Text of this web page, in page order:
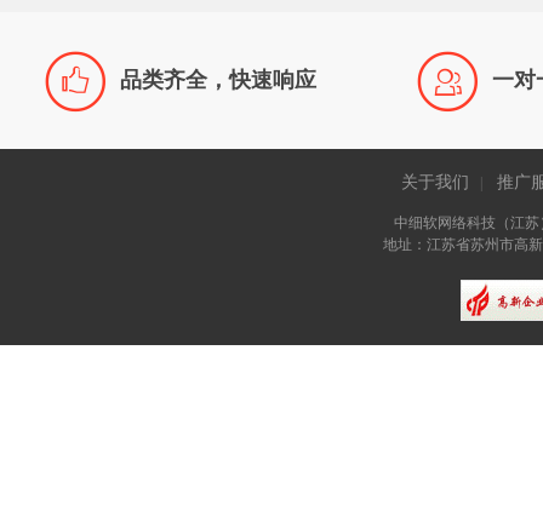
 品类齐全，快速响应  一对
关于我们 推广
中细软网络科技（江
地址：江苏省苏州市高